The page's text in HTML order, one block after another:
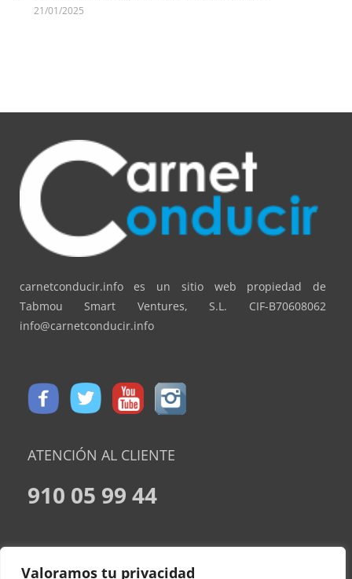
Valoramos tu privacidad
21/01/2025
carnetconducir.info es un sitio web propiedad de
Tabmou Smart Ventures, S.L. CIF-B70608062
info@carnetconducir.info
ATENCIÓN AL CLIENTE
910 05 99 44